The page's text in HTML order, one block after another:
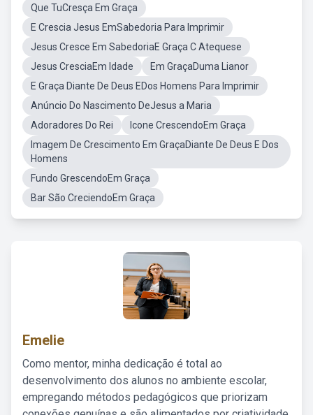
Que TuCresça Em Graça
E Crescia Jesus EmSabedoria Para Imprimir
Jesus Cresce Em SabedoriaE Graça C Atequese
Jesus CresciaEm Idade
Em GraçaDuma Lianor
E Graça Diante De Deus EDos Homens Para Imprimir
Anúncio Do Nascimento DeJesus a Maria
Adoradores Do Rei
Icone CrescendoEm Graça
Imagem De Crescimento Em GraçaDiante De Deus E Dos
Homens
Fundo GrescendoEm Graça
Bar São CreciendoEm Graça
Emelie
Como mentor, minha dedicação é total ao
desenvolvimento dos alunos no ambiente escolar,
empregando métodos pedagógicos que priorizam